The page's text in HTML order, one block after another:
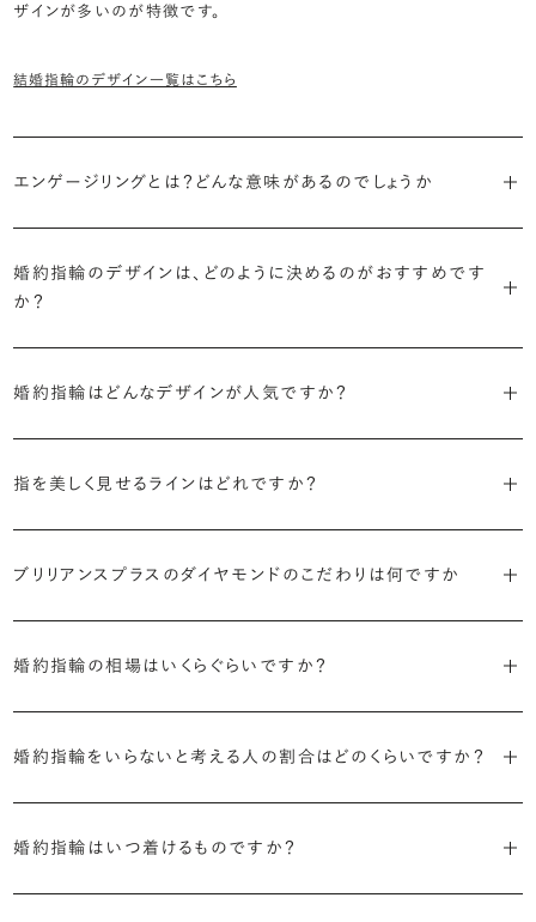
ザインが多いのが特徴です。
結婚指輪のデザイン一覧はこちら
エンゲージリングとは？どんな意味があるのでしょうか
リング」は婚約指輪の別名です。
婚約指輪のデザインは、どのように決めるのがおすすめです
か？
す。
流行に左右されないデザインであること、そして年齢を重ねた手にも
・着用シーンを想像して選ぶ
掛かりにくさに配慮されていたり、ダイヤモンドの大きさ自体も控えめ
・何を重要視するか明確にする
デザインで譲れないポイント、ダイヤモンドの品質で大切にしたいこと
とはいえたくさんの選択肢の中から、たった一つのリングを選ぶのは
婚約指輪はどんなデザインが人気ですか？
リリアンスプラスでも不動の人気を誇ります。
主役のダイヤモンドの横に小ぶりなメレダイヤモンドでアクセントを添
・「ヘイロー」
さらに、指に沿うアームの部分はまっすぐなストレートの形状が、素材
指を美しく見せるラインはどれですか？
見えやすいと言われています。
てきます。ぜひ、所要時間30秒のブリリアンスプラスオリジナル診断を
婚約指輪診断を試してみる
ブリリアンスプラスのダイヤモンドのこだわりは何ですか
種類、品質、価格に至るまで、あらゆる価値観に合う多様なダイヤモン
きます。
流通の上流からの仕入れ、余分な在庫を持たない取り組みなどで、従
婚約指輪の相場はいくらぐらいですか？
平均で約43.8万円。30〜40万円未満の範囲で選ぶカップルが18.7%
婚約指輪をいらないと考える人の割合はどのくらいですか？
人は67.1%。そのうち婚約指輪を贈られた人は67.9%と、全体の約5
婚約指輪はいつ着けるものですか？